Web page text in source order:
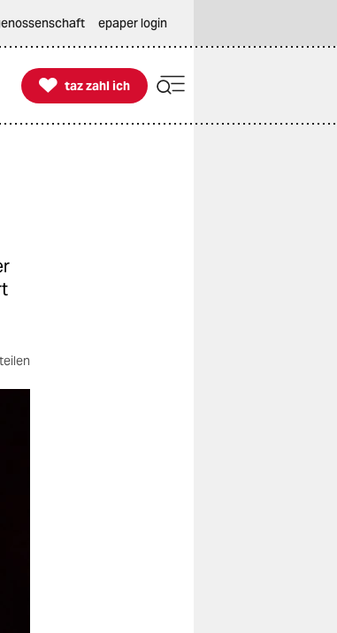
epaper login

taz zahl ich
taz zahl ich
teilen